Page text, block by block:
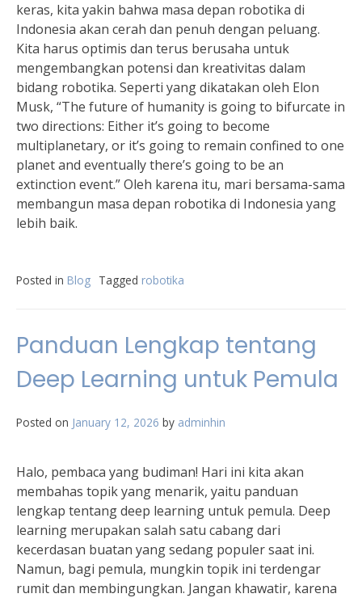
keras, kita yakin bahwa masa depan robotika di
Indonesia akan cerah dan penuh dengan peluang.
Kita harus optimis dan terus berusaha untuk
mengembangkan potensi dan kreativitas dalam
bidang robotika. Seperti yang dikatakan oleh Elon
Musk, “The future of humanity is going to bifurcate in
two directions: Either it’s going to become
multiplanetary, or it’s going to remain confined to one
planet and eventually there’s going to be an
extinction event.” Oleh karena itu, mari bersama-sama
membangun masa depan robotika di Indonesia yang
lebih baik.
Posted in Blog Tagged robotika
Panduan Lengkap tentang
Deep Learning untuk Pemula
Posted on January 12, 2026 by adminhin
Halo, pembaca yang budiman! Hari ini kita akan
membahas topik yang menarik, yaitu panduan
lengkap tentang deep learning untuk pemula. Deep
learning merupakan salah satu cabang dari
kecerdasan buatan yang sedang populer saat ini.
Namun, bagi pemula, mungkin topik ini terdengar
rumit dan membingungkan. Jangan khawatir, karena